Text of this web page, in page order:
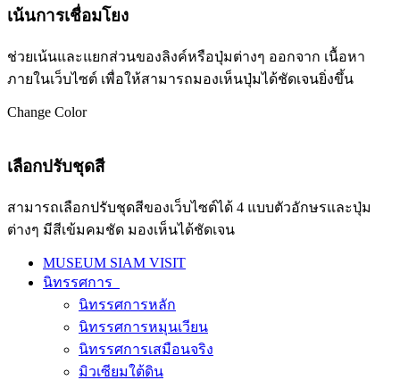
เน้นการเชื่อมโยง
ช่วยเน้นและแยกส่วนของลิงค์หรือปุ่มต่างๆ ออกจาก เนื้อหา
ภายในเว็บไซต์ เพื่อให้สามารถมองเห็นปุ่มได้ชัดเจนยิ่งขึ้น
Change Color
เลือกปรับชุดสี
สามารถเลือกปรับชุดสีของเว็บไซต์ได้ 4 แบบตัวอักษรและปุ่ม
ต่างๆ มีสีเข้มคมชัด มองเห็นได้ชัดเจน
MUSEUM SIAM VISIT
นิทรรศการ
นิทรรศการหลัก
นิทรรศการหมุนเวียน
นิทรรศการเสมือนจริง
มิวเซียมใต้ดิน